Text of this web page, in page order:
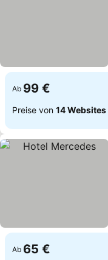
Ab 99 €
Preise von 14 Websites
Ab 65 €